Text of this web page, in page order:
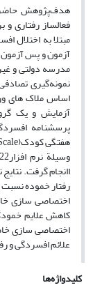
هدف‌پژوهش حاضر
فعالساز رفتاری
مبتلا به اختلال
اساس ملاک های
آزمایش و یک
اانجام گرفت.
رفتار خموده
اختصاصی سازی
کاهش علایم
اختصاصی سازی
علائم افسردگی و
کلیدواژه‌ها